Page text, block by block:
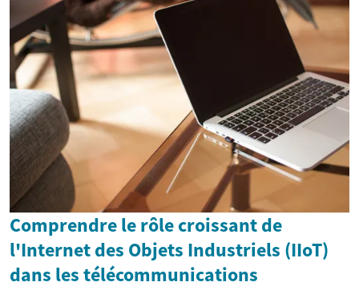
Comprendre le rôle croissant de
l'Internet des Objets Industriels (IIoT)
dans les télécommunications